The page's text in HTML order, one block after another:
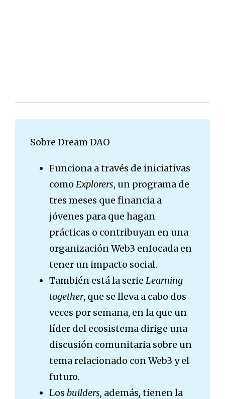
Sobre Dream DAO
Funciona a través de iniciativas
como Explorers, un programa de
tres meses que financia a
jóvenes para que hagan
prácticas o contribuyan en una
organización Web3 enfocada en
tener un impacto social.
También está la serie Learning
together, que se lleva a cabo dos
veces por semana, en la que un
líder del ecosistema dirige una
discusión comunitaria sobre un
tema relacionado con Web3 y el
futuro.
Los builders, además, tienen la